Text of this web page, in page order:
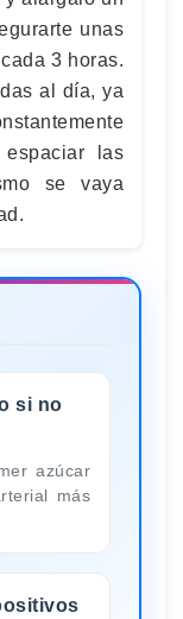
unas
3 horas.
al día, ya
las
se vaya
si no
azúcar
más